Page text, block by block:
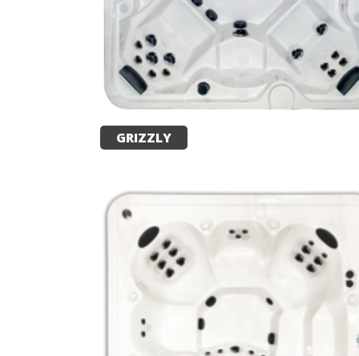
GRIZZLY